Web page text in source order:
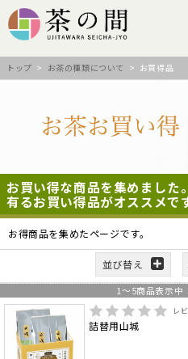
トップ > お茶の種類について > お買得品
お買い得な商品を集めました
有るお買い得品がオススメです
お得商品を集めたページです。
並び替え
1 ～5商品表示中
レ
詰替用山城